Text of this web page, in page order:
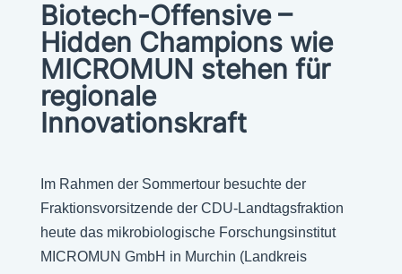
Biotech-Offensive –
Hidden Champions wie
MICROMUN stehen für
regionale
Innovationskraft
Im Rahmen der Sommertour besuchte der
Fraktionsvorsitzende der CDU-Landtagsfraktion
heute das mikrobiologische Forschungsinstitut
MICROMUN GmbH in Murchin (Landkreis